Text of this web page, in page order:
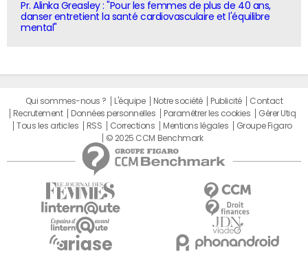
Pr. Alinka Greasley : "Pour les femmes de plus de 40 ans,
danser entretient la santé cardiovasculaire et l'équilibre
mental"
Qui sommes-nous ? L'équipe Notre société Publicité
Contact
Recrutement
Données personnelles Paramétrer les cookies
Gérer Utiq
Tous les articles
RSS Corrections Mentions légales
Groupe Figaro
© 2025 CCM Benchmark